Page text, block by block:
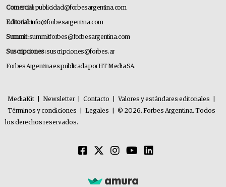
Comercial:publicidad@forbesargentina.com
Editorial:info@forbesargentina.com
Summit:summitforbes@forbesargentina.com
Suscripciones:suscripciones@forbes.ar
Forbes Argentina es publicada por HT Media SA.
MediaKit Newsletter Contacto Valores y estándares editoriales
Términos y condiciones
Legales
© 2026. Forbes Argentina. Todos
los derechos reservados.